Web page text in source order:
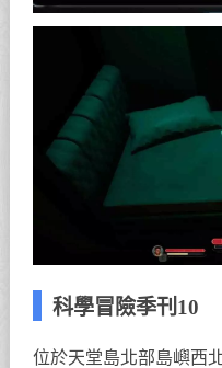
科學冒險季刊10
位於天堂島北部島嶼西